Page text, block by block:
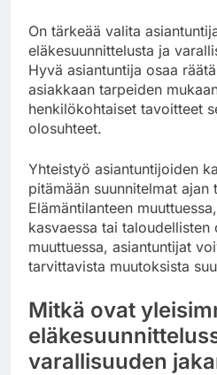
On tärkeää valita
eläkesuunnittelusta ja
Hyvä asiantuntija osaa
asiakkaan tarpeiden
henkilökohtaiset tavoitteet
olosuhteet.
Yhteistyö asiantuntijoiden
pitämään suunnitelmat ajan
Elämäntilanteen
kasvaessa tai taloudellisten
muuttuessa, asiantuntijat
tarvittavista muutoksista
Mitkä ovat
varallisuuden